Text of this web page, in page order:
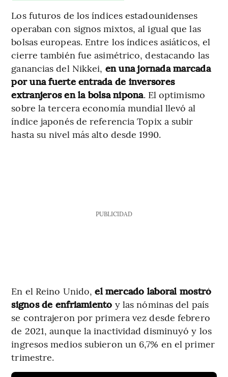
Los futuros de los índices estadounidenses
operaban con signos mixtos, al igual que las
bolsas europeas. Entre los índices asiáticos, el
cierre también fue asimétrico, destacando las
ganancias del Nikkei, en una jornada marcada
por una fuerte entrada de inversores
extranjeros en la bolsa nipona. El optimismo
sobre la tercera economía mundial llevó al
índice japonés de referencia Topix a subir
hasta su nivel más alto desde 1990.
PUBLICIDAD
En el Reino Unido,el mercado laboral mostró
signos de enfriamiento y las nóminas del país
se contrajeron por primera vez desde febrero
de 2021, aunque la inactividad disminuyó y los
ingresos medios subieron un 6,7% en el primer
trimestre.